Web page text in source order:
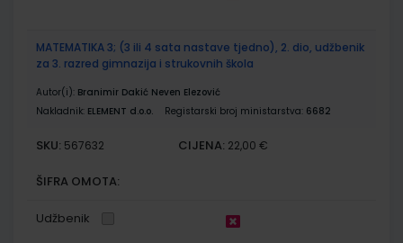
MATEMATIKA 3; (3 ili 4 sata nastave tjedno), 2. dio, udžbenik
za 3. razred gimnazija i strukovnih škola
Autor(i): Branimir Dakić Neven Elezović
Nakladnik: ELEMENT d.o.o. Registarski broj ministarstva: 6682
SKU: 567632 CIJENA: 22,00 €
ŠIFRA OMOTA:
Udžbenik